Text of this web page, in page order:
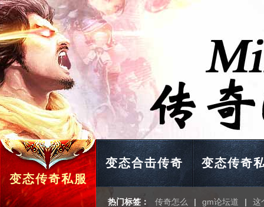
变态传奇私服
变态合击传奇 变态传奇
热门标签： 传奇怎么 | gm论坛道 | 这